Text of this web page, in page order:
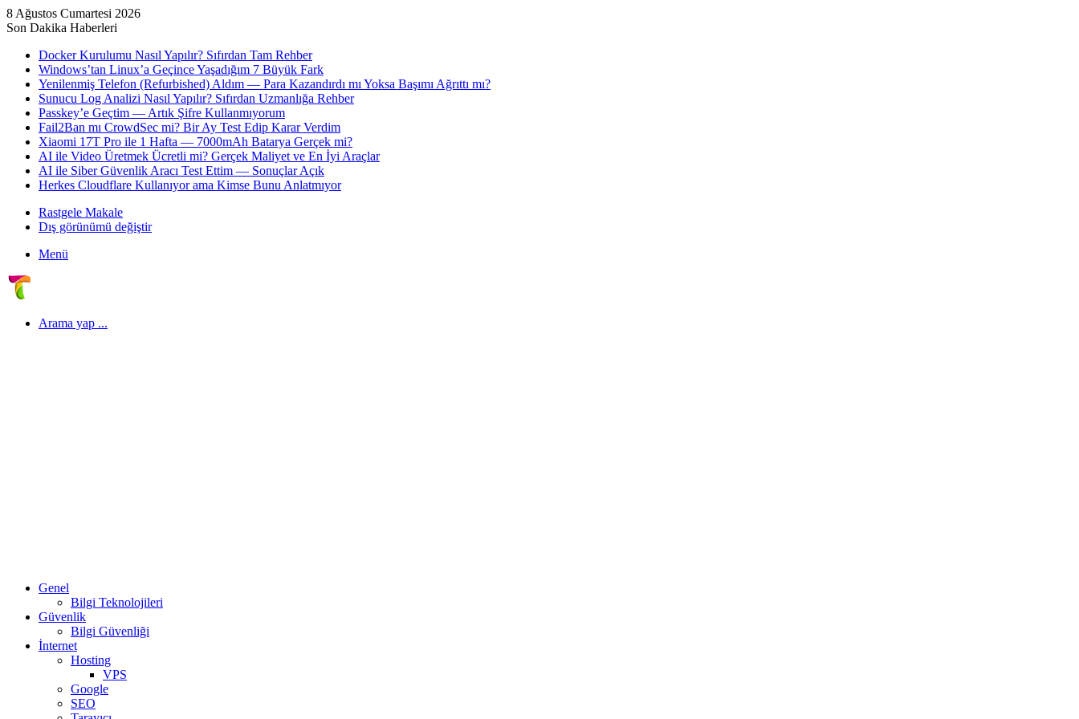
8 Ağustos Cumartesi 2026
Son Dakika Haberleri
Docker Kurulumu Nasıl Yapılır? Sıfırdan Tam Rehber
Windows’tan Linux’a Geçince Yaşadığım 7 Büyük Fark
Yenilenmiş Telefon (Refurbished) Aldım — Para Kazandırdı mı Yoksa Başımı Ağrıttı mı?
Sunucu Log Analizi Nasıl Yapılır? Sıfırdan Uzmanlığa Rehber
Passkey’e Geçtim — Artık Şifre Kullanmıyorum
Fail2Ban mı CrowdSec mi? Bir Ay Test Edip Karar Verdim
Xiaomi 17T Pro ile 1 Hafta — 7000mAh Batarya Gerçek mi?
AI ile Video Üretmek Ücretli mi? Gerçek Maliyet ve En İyi Araçlar
AI ile Siber Güvenlik Aracı Test Ettim — Sonuçlar Açık
Herkes Cloudflare Kullanıyor ama Kimse Bunu Anlatmıyor
Rastgele Makale
Dış görünümü değiştir
Menü
Arama yap ...
Genel
Bilgi Teknolojileri
Güvenlik
Bilgi Güvenliği
İnternet
Hosting
VPS
Google
SEO